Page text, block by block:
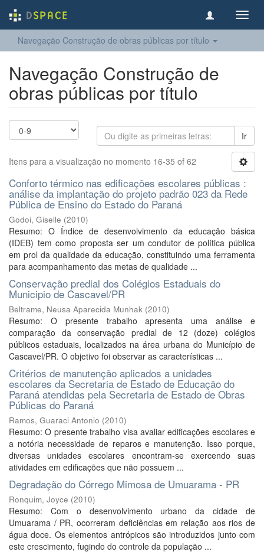
Navegação Construção de obras públicas por título
Navegação Construção de
obras públicas por título
Ir
Itens para a visualização no momento 16-35 of 62
Conforto térmico nas edificações escolares públicas :
análise da implantação do projeto padrão 023 da Rede
Pública de Ensino do Estado do Paraná
Godoi, Giselle (2010)
Resumo: O Índice de desenvolvimento da educação básica
(IDEB) tem como proposta ser um condutor de política pública
em prol da qualidade da educação, constituindo uma ferramenta
para acompanhamento das metas de qualidade ...
Conservação predial dos Colégios Estaduais do
Municipio de Cascavel/PR
Beltrame, Neusa Aparecida Munhak (2010)
Resumo: O presente trabalho apresenta uma análise e
comparação da conservação predial de 12 (doze) colégios
públicos estaduais, localizados na área urbana do Município de
Cascavel/PR. O objetivo foi observar as características ...
Critérios de manutenção aplicados a unidades
escolares da Secretaria de Estado de Educação do
Paraná atendidas pela Secretaria de Estado de Obras
Públicas do Paraná
Ramos, Guaraci Antonio (2010)
Resumo: O presente trabalho visa avaliar edificações escolares e
a notória necessidade de reparos e manutenção. Isso porque,
diversas unidades escolares encontram-se exercendo suas
atividades em edificações que não possuem ...
Degradação do Córrego Mimosa de Umuarama - PR
Ronquim, Joyce (2010)
Resumo: Com o desenvolvimento urbano da cidade de
Umuarama / PR, ocorreram deficiências em relação aos rios de
água doce. Os elementos antrópicos são introduzidos junto com
este crescimento, fugindo do controle da população ...